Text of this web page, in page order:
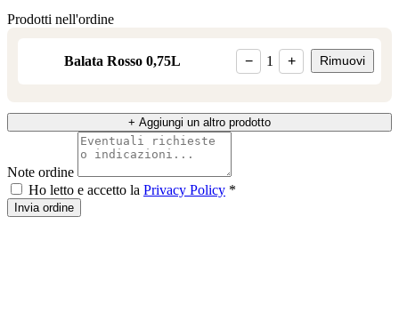
Prodotti nell'ordine
Balata Rosso 0,75L − 1 + Rimuovi
+ Aggiungi un altro prodotto
Note ordine
Ho letto e accetto la Privacy Policy *
Invia ordine